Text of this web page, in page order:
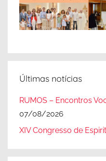
Últimas notícias
RUMOS – Encontros
07/08/2026
XIV Congresso de